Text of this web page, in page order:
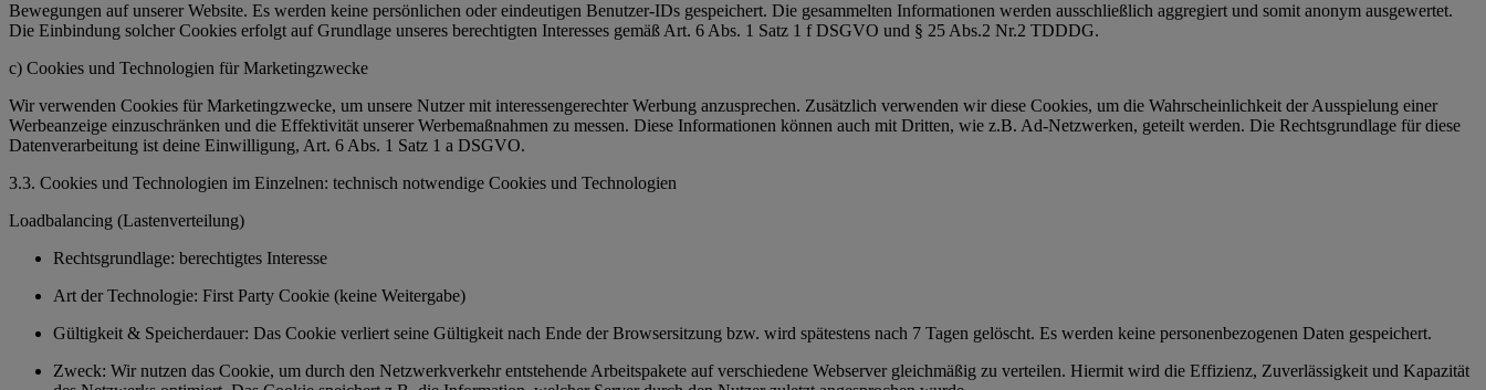
Bewegungen auf unserer Website. Es werden keine persönlichen oder eindeutigen Benutzer-IDs gespeichert. Die gesammelten Informationen werden ausschließlich aggregiert und somit anonym ausgewertet.
Die Einbindung solcher Cookies erfolgt auf Grundlage unseres berechtigten Interesses gemäß Art. 6 Abs. 1 Satz 1 f DSGVO und § 25 Abs.2 Nr.2 TDDDG.
c) Cookies und Technologien für Marketingzwecke
Wir verwenden Cookies für Marketingzwecke, um unsere Nutzer mit interessengerechter Werbung anzusprechen. Zusätzlich verwenden wir diese Cookies, um die Wahrscheinlichkeit der Ausspielung einer
Werbeanzeige einzuschränken und die Effektivität unserer Werbemaßnahmen zu messen. Diese Informationen können auch mit Dritten, wie z.B. Ad-Netzwerken, geteilt werden. Die Rechtsgrundlage für diese
Datenverarbeitung ist deine Einwilligung, Art. 6 Abs. 1 Satz 1 a DSGVO.
3.3. Cookies und Technologien im Einzelnen: technisch notwendige Cookies und Technologien
Loadbalancing (Lastenverteilung)
Rechtsgrundlage: berechtigtes Interesse
Art der Technologie: First Party Cookie (keine Weitergabe)
Gültigkeit & Speicherdauer: Das Cookie verliert seine Gültigkeit nach Ende der Browsersitzung bzw. wird spätestens nach 7 Tagen gelöscht. Es werden keine personenbezogenen Daten gespeichert.
Zweck: Wir nutzen das Cookie, um durch den Netzwerkverkehr entstehende Arbeitspakete auf verschiedene Webserver gleichmäßig zu verteilen. Hiermit wird die Effizienz, Zuverlässigkeit und Kapazität